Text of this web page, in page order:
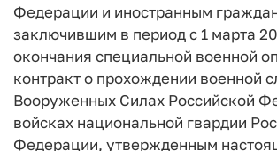
Федерации и иностранным
заключившим в период с 1 марта
окончания специальной военной
контракт о прохождении военной
Вооруженных Силах Российской
войсках национальной гвардии
Федерации, утвержденным